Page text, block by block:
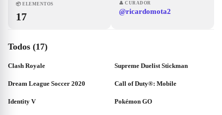
📦 ELEMENTOS
17
👤 CURADOR
@ricardomota2
Todos (17)
Clash Royale Supreme Duelist Stickman
Dream League Soccer 2020 Call of Duty®: Mobile
Identity V Pokémon GO